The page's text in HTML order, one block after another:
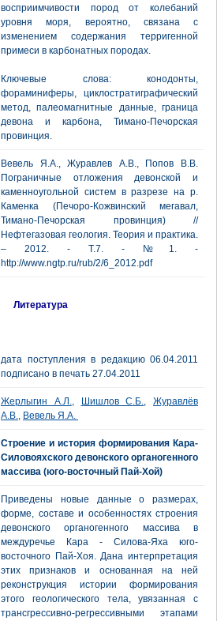
восприимчивости пород от колебаний
уровня моря, вероятно, связана с
изменением содержания терригенной
примеси в карбонатных породах.
Ключевые слова: конодонты,
фораминиферы, циклостратиграфический
метод, палеомагнитные данные, граница
девона и карбона, Тимано-Печорская
провинция.
Вевель Я.А., Журавлев А.В., Попов В.В.
Пограничные отложения девонской и
каменноугольной систем в разрезе на р.
Каменка (Печоро-Кожвинский мегавал,
Тимано-Печорская провинция) //
Нефтегазовая геология. Теория и практика.
– 2012. - Т.7. - №1. -
http://www.ngtp.ru/rub/2/6_2012.pdf
Литература
дата поступления в редакцию 06.04.2011
подписано в печать 27.04.2011
Жерлыгин А.Л., Шишлов С.Б., Журавлёв
А.В., Вевель Я.А.
Строение и история формирования Кара-
Силовояхского девонского органогенного
массива (юго-восточный Пай-Хой)
Приведены новые данные о размерах,
форме, составе и особенностях строения
девонского органогенного массива в
междуречье Кара - Силова-Яха юго-
восточного Пай-Хоя. Дана интерпретация
этих признаков и основанная на ней
реконструкция истории формирования
этого геологического тела, увязанная с
трансгрессивно-регрессивными этапами